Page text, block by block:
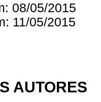
08/05/2015
11/05/2015
AUTORES